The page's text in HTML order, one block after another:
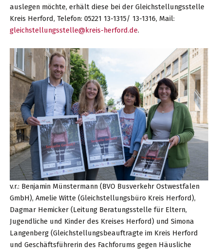
auslegen möchte, erhält diese bei der Gleichstellungsstelle
Kreis Herford, Telefon: 05221 13-1315/ 13-1316, Mail:
gleichstellungsstelle@kreis-herford.de.
v.r.: Benjamin Münstermann (BVO Busverkehr Ostwestfalen
GmbH), Amelie Witte (Gleichstellungsbüro Kreis Herford),
Dagmar Hemicker (Leitung Beratungsstelle für Eltern,
Jugendliche und Kinder des Kreises Herford) und Simona
Langenberg (Gleichstellungsbeauftragte im Kreis Herford
und Geschäftsführerin des Fachforums gegen Häusliche